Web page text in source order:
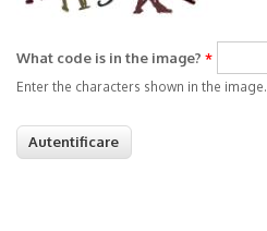
What code is in the image? *
Enter the characters shown in the image.